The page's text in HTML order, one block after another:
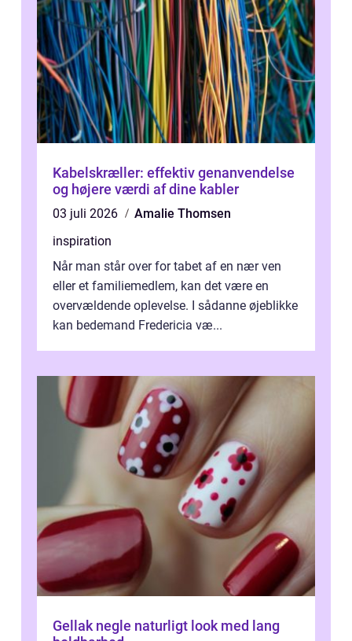
Kabelskræller: effektiv genanvendelse
og højere værdi af dine kabler
03 juli 2026
Amalie Thomsen
inspiration
Når man står over for tabet af en nær ven
eller et familiemedlem, kan det være en
overvældende oplevelse. I sådanne øjeblikke
kan bedemand Fredericia væ...
Gellak negle naturligt look med lang